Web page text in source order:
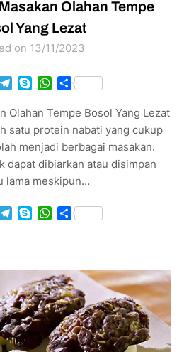
Olahan Tempe
Yang Lezat
on 13/11/2023
TwitterTelegram
SkypeWhatsApp
Share
Olahan Tempe Bosol Yang Lezat
satu protein nabati yang cukup
menjadi berbagai masakan.
dapat dibiarkan atau disimpan
lama meskipun…
TwitterTelegram
SkypeWhatsApp
Share